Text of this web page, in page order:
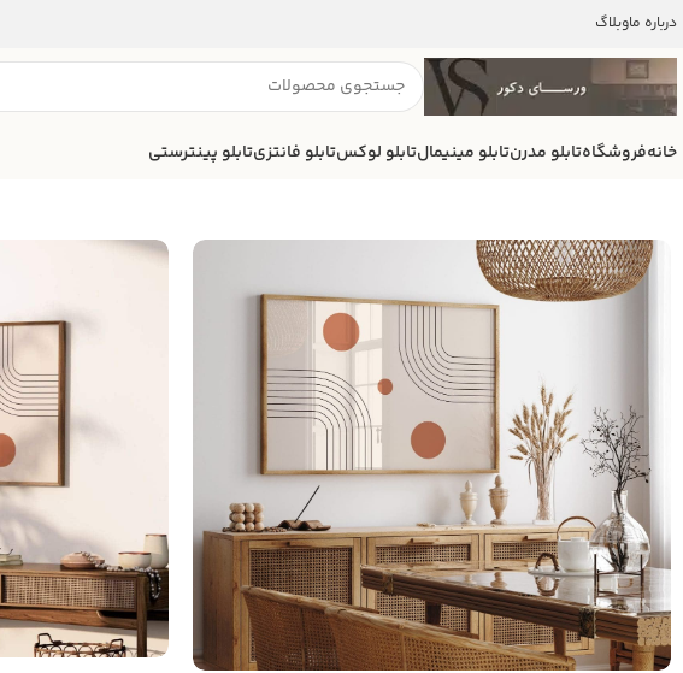
درباره ماوبلاگ
خانهفروشگاهتابلو مدرنتابلو مینیمالتابلو لوکستابلو فانتزیتابلو پینترستی